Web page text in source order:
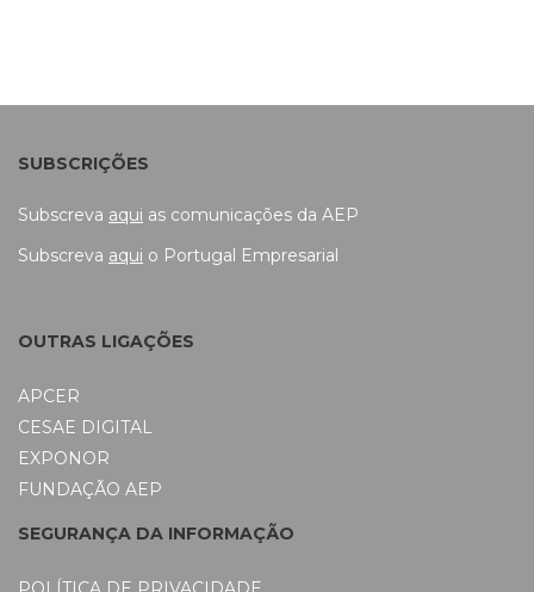
SUBSCRIÇÕES
Subscreva aqui as comunicações da AEP
Subscreva aqui o Portugal Empresarial
OUTRAS LIGAÇÕES
APCER
CESAE DIGITAL
EXPONOR
FUNDAÇÃO AEP
SEGURANÇA DA INFORMAÇÃO